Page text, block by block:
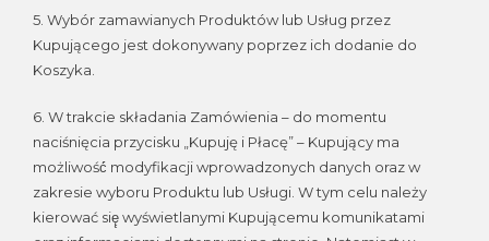
5. Wybór zamawianych Produktów lub Usług przez
Kupującego jest dokonywany poprzez ich dodanie do
Koszyka.
6. W trakcie składania Zamówienia – do momentu
naciśnięcia przycisku „Kupuję i Płacę” – Kupujący ma
możliwość́ modyfikacji wprowadzonych danych oraz w
zakresie wyboru Produktu lub Usługi. W tym celu należy
kierować się̨ wyświetlanymi Kupującemu komunikatami